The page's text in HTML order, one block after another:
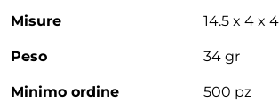
Misure 14.5 x 4 x
Peso 34 gr
Minimo ordine 500 pz